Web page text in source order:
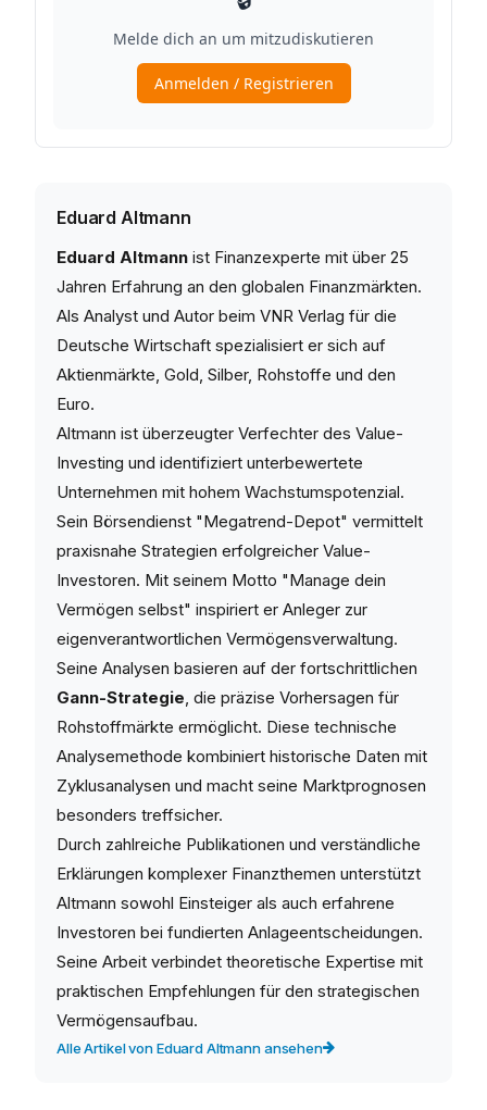
Eduard Altmann
Eduard Altmann ist Finanzexperte mit über 25
Jahren Erfahrung an den globalen Finanzmärkten.
Als Analyst und Autor beim VNR Verlag für die
Deutsche Wirtschaft spezialisiert er sich auf
Aktienmärkte, Gold, Silber, Rohstoffe und den
Euro.
Altmann ist überzeugter Verfechter des Value-
Investing und identifiziert unterbewertete
Unternehmen mit hohem Wachstumspotenzial.
Sein Börsendienst "Megatrend-Depot" vermittelt
praxisnahe Strategien erfolgreicher Value-
Investoren. Mit seinem Motto "Manage dein
Vermögen selbst" inspiriert er Anleger zur
eigenverantwortlichen Vermögensverwaltung.
Seine Analysen basieren auf der fortschrittlichen
Gann-Strategie , die präzise Vorhersagen für
Rohstoffmärkte ermöglicht. Diese technische
Analysemethode kombiniert historische Daten mit
Zyklusanalysen und macht seine Marktprognosen
besonders treffsicher.
Durch zahlreiche Publikationen und verständliche
Erklärungen komplexer Finanzthemen unterstützt
Altmann sowohl Einsteiger als auch erfahrene
Investoren bei fundierten Anlageentscheidungen.
Seine Arbeit verbindet theoretische Expertise mit
praktischen Empfehlungen für den strategischen
Vermögensaufbau.
Alle Artikel von Eduard Altmann ansehen